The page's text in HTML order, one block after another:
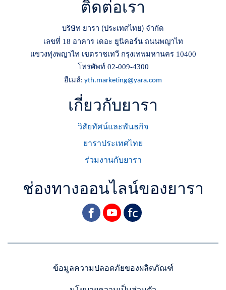
ติดต่อเรา
บริษัท ยารา (ประเทศไทย) จำกัด
เลขที่ 18 อาคาร เดอะ ยูนิคอร์น ถนนพญาไท
แขวงทุ่งพญาไท เขตราชเทวี กรุงเทพมหานคร 10400
โทรศัพท์ 02-009-4300
อีเมล์: yth.marketing@yara.com
เกี่ยวกับยารา
วิสัยทัศน์และพันธกิจ
ยาราประเทศไทย
ร่วมงานกับยารา
ช่องทางออนไลน์ของยารา
facebookyoutube
yara
ข้อมูลความปลอดภัยของผลิตภัณฑ์